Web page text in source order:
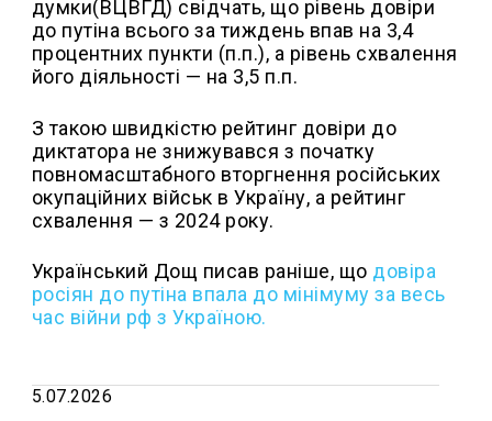
думки(ВЦВГД) свідчать, що рівень довіри
до путіна всього за тиждень впав на 3,4
процентних пункти (п.п.), а рівень схвалення
його діяльності — на 3,5 п.п.
З такою швидкістю рейтинг довіри до
диктатора не знижувався з початку
повномасштабного вторгнення російських
окупаційних військ в Україну, а рейтинг
схвалення — з 2024 року.
Український Дощ писав раніше, що довіра
росіян до путіна впала до мінімуму за весь
час війни рф з Україною.
5.07.2026